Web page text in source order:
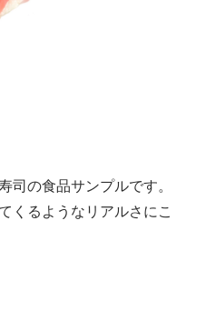
司の食品サンプルです。
くるようなリアルさにこ